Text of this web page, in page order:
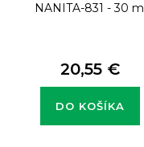
NANITA-831 - 30 ml
20,55 €
DO KOŠÍKA